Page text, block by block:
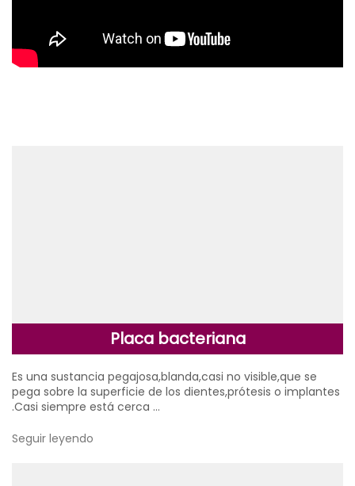
Placa bacteriana
Es una sustancia pegajosa,blanda,casi no visible,que se
pega sobre la superficie de los dientes,prótesis o implantes
.Casi siempre está cerca …
Seguir leyendo